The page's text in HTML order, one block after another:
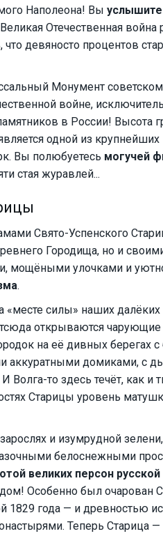
Наполеона! Вы
Отечественная война
что девяносто процентов
Монумент
войне,
в России! Высота
одной из
Вы полюбуетесь могучей
стая журавлей...
Свято-Успенского
Городища, но и
мощёными улочками и
.
силы» наших далёких
открываются
на её дивных берегах
аккуратными домиками, с
то здесь течёт, как и
Старицы уровень
и изумрудной
белоснежными
великих персон
Особенно был очарован
года — и древностью
Теперь Старица —